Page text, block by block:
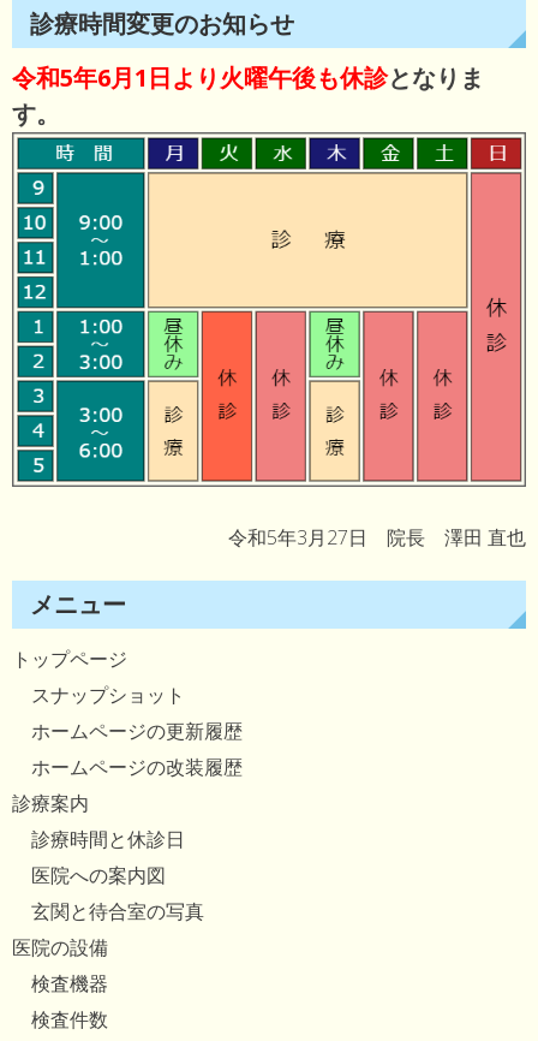
診療時間変更のお知らせ
令和5年6月1日より火曜午後も休診となりま
す。
令和5年3月27日 院長 澤田 直也
メニュー
トップページ
スナップショット
ホームページの更新履歴
ホームページの改装履歴
診療案内
診療時間と休診日
医院への案内図
玄関と待合室の写真
医院の設備
検査機器
検査件数